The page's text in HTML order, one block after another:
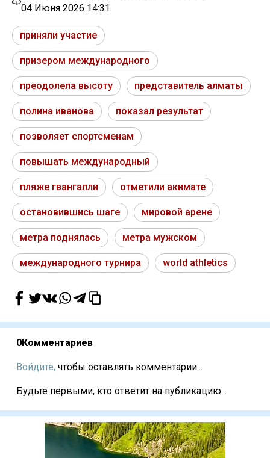
04 Июня 2026 14:31
приняли участие
призером международного
преодолела высоту представитель алматы
полина иванова показал результат
позволяет спортсменам
повышать международный
пляже гвангалли отметили акимате
остановившись шаге мировой арене
метра поднялась метра мужском
международного турнира world athletics
0Комментариев
Войдите, чтобы оставлять комментарии...
Будьте первыми, кто ответит на публикацию...